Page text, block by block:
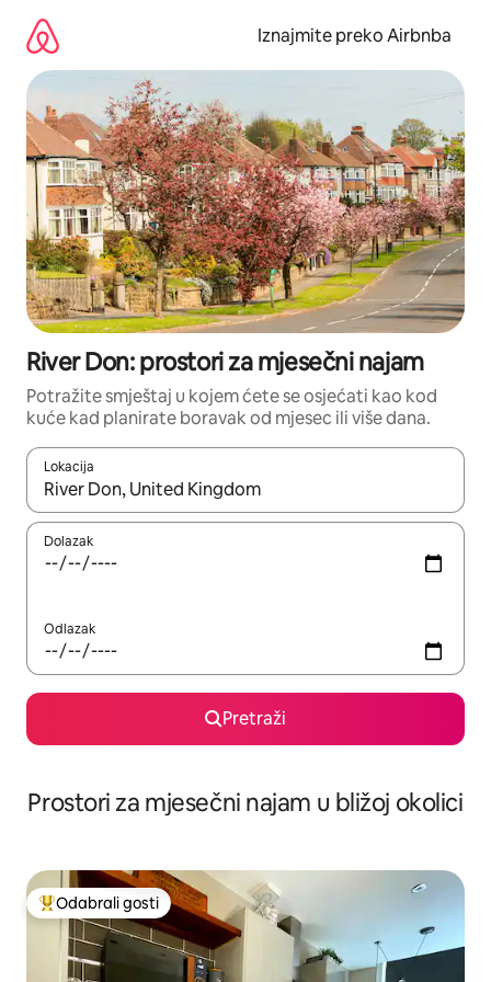
sadržaj
Iznajmite preko Airbnba
River Don: prostori za mjesečni najam
Potražite smještaj u kojem ćete se osjećati kao kod
kuće kad planirate boravak od mjesec ili više dana.
Lokacija
Kada budu dostupni rezultati, moći ćete ih pregledati
Dolazak
Odlazak
Pretraži
Prostori za mjesečni najam u bližoj okolici
Među najviše rangiranima s oznakom „Odabrali gosti”
Odabrali gosti